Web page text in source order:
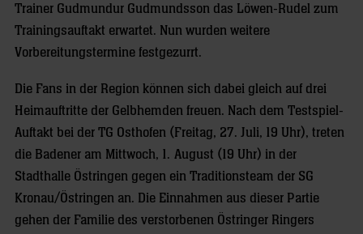
Trainer Gudmundur Gudmundsson das Löwen-Rudel zum
Trainingsauftakt erwartet. Nun wurden weitere
Vorbereitungstermine festgezurrt.
Die Fans in der Region können sich dabei gleich auf drei
Heimauftritte der Gelbhemden freuen. Nach dem Testspiel-
Auftakt bei der TG Osthofen (Freitag, 27. Juli, 19 Uhr), treten
die Badener am Mittwoch, 1. August (19 Uhr) in der
Stadthalle Östringen gegen ein Traditionsteam der SG
Kronau/Östringen an. Die Einnahmen aus dieser Partie
gehen der Familie des verstorbenen Östringer Ringers